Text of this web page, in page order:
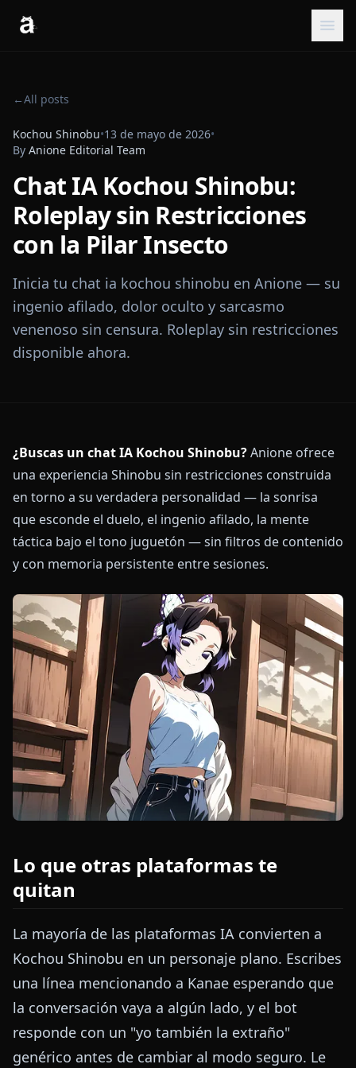
←All posts
Kochou Shinobu•13 de mayo de 2026•
By Anione Editorial Team
Chat IA Kochou Shinobu:
Roleplay sin Restricciones
con la Pilar Insecto
Inicia tu chat ia kochou shinobu en Anione — su
ingenio afilado, dolor oculto y sarcasmo
venenoso sin censura. Roleplay sin restricciones
disponible ahora.
¿Buscas un chat IA Kochou Shinobu?Anione ofrece
una experiencia Shinobu sin restricciones construida
en torno a su verdadera personalidad — la sonrisa
que esconde el duelo, el ingenio afilado, la mente
táctica bajo el tono juguetón — sin filtros de contenido
y con memoria persistente entre sesiones.
Lo que otras plataformas te
quitan
La mayoría de las plataformas IA convierten a
Kochou Shinobu en un personaje plano. Escribes
una línea mencionando a Kanae esperando que
la conversación vaya a algún lado, y el bot
responde con un "yo también la extraño"
genérico antes de cambiar al modo seguro. Le